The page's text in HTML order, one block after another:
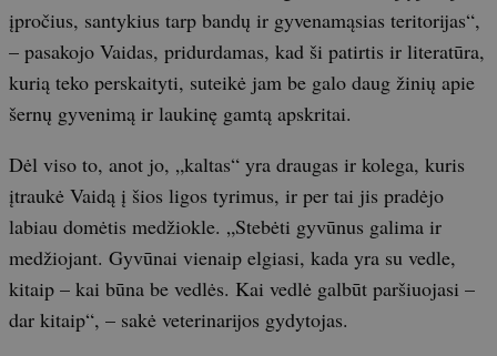
įpročius, santykius tarp bandų ir gyvenamąsias teritorijas“,
– pasakojo Vaidas, pridurdamas, kad ši patirtis ir literatūra,
kurią teko perskaityti, suteikė jam be galo daug žinių apie
šernų gyvenimą ir laukinę gamtą apskritai.
Dėl viso to, anot jo, „kaltas“ yra draugas ir kolega, kuris
įtraukė Vaidą į šios ligos tyrimus, ir per tai jis pradėjo
labiau domėtis medžiokle. „Stebėti gyvūnus galima ir
medžiojant. Gyvūnai vienaip elgiasi, kada yra su vedle,
kitaip – kai būna be vedlės. Kai vedlė galbūt paršiuojasi –
dar kitaip“, – sakė veterinarijos gydytojas.